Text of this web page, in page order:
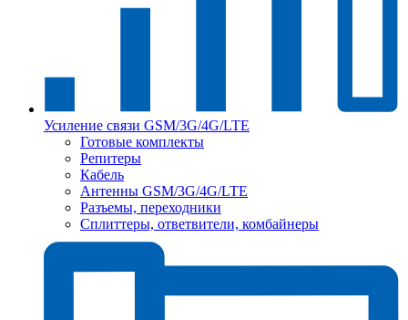
Усиление связи GSM/3G/4G/LTE
Готовые комплекты
Репитеры
Кабель
Антенны GSM/3G/4G/LTE
Разъемы, переходники
Сплиттеры, ответвители, комбайнеры